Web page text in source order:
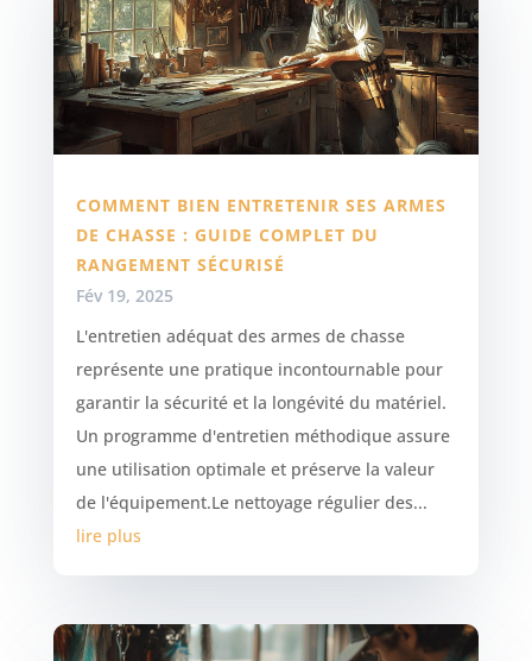
COMMENT BIEN ENTRETENIR SES ARMES
DE CHASSE : GUIDE COMPLET DU
RANGEMENT SÉCURISÉ
Fév 19, 2025
L'entretien adéquat des armes de chasse
représente une pratique incontournable pour
garantir la sécurité et la longévité du matériel.
Un programme d'entretien méthodique assure
une utilisation optimale et préserve la valeur
de l'équipement.Le nettoyage régulier des...
lire plus